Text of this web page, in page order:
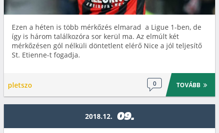
Ezen a héten is több mérkőzés elmarad a Ligue 1-ben, de
így is három találkozóra sor kerül ma. Az elmúlt két
mérkőzésen gól nélküli döntetlent elérő Nice a jól teljesítő
St. Etienne-t fogadja.
pletszo 0 TOVÁBB
2018.12. 09.